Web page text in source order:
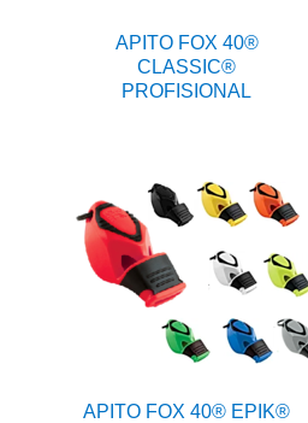
APITO FOX 40®
CLASSIC®
PROFISIONAL
APITO FOX 40® EPIK®